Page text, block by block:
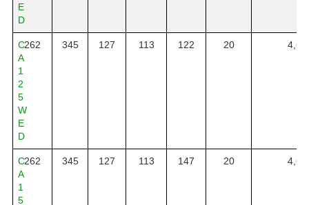
E
D
C
A
1
2
5
W
E
D
262 345 127 113 122 20 4,6
C
A
1
5
262 345 127 113 147 20 4,6